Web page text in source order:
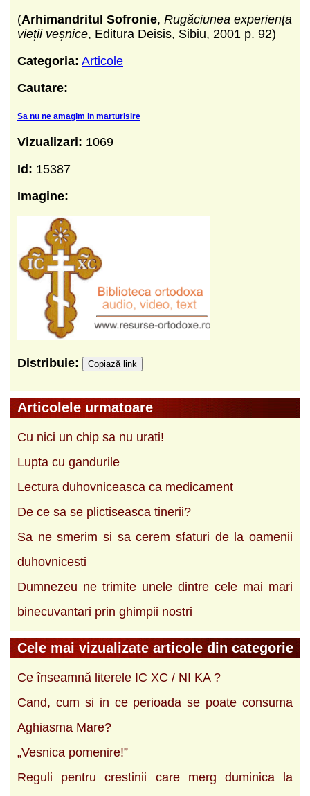
(Arhimandritul Sofronie, Rugăciunea experiența
vieții veșnice, Editura Deisis, Sibiu, 2001 p. 92)
Categoria: Articole
Cautare:
Sa nu ne amagim in marturisire
Vizualizari: 1069
Id: 15387
Imagine:
Distribuie: Copiază link
Articolele urmatoare
Cu nici un chip sa nu urati!
Lupta cu gandurile
Lectura duhovniceasca ca medicament
De ce sa se plictiseasca tinerii?
Sa ne smerim si sa cerem sfaturi de la oamenii
duhovnicesti
Dumnezeu ne trimite unele dintre cele mai mari
binecuvantari prin ghimpii nostri
Cele mai vizualizate articole din categorie
Ce înseamnă literele IC XC / NI KA ?
Cand, cum si in ce perioada se poate consuma
Aghiasma Mare?
„Vesnica pomenire!”
Reguli pentru crestinii care merg duminica la